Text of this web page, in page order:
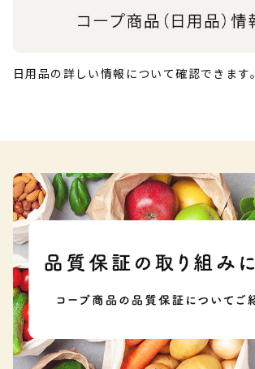
日用品の詳しい情報について確認できます。